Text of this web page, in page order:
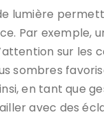
lumière
Par exemple,
sur les
sombres
en tant que
avec des